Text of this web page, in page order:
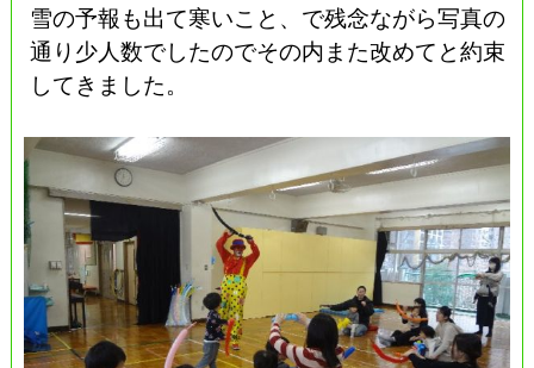
雪の予報も出て寒いこと、で残念ながら写真の
通り少人数でしたのでその内また改めてと約束
してきました。